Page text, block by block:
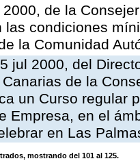
de la
las condiciones
la Comunidad
jul 2000, del
de la
un Curso regular
Empresa, en el
en Las
mostrando del 101 al 125.